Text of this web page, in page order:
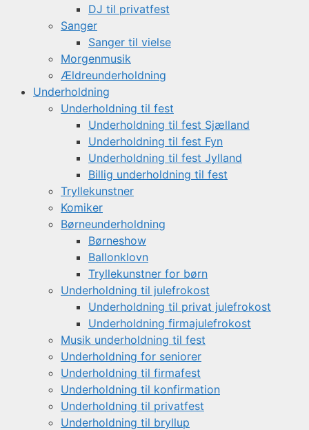
DJ til privatfest
Sanger
Sanger til vielse
Morgenmusik
Ældreunderholdning
Underholdning
Underholdning til fest
Underholdning til fest Sjælland
Underholdning til fest Fyn
Underholdning til fest Jylland
Billig underholdning til fest
Tryllekunstner
Komiker
Børneunderholdning
Børneshow
Ballonklovn
Tryllekunstner for børn
Underholdning til julefrokost
Underholdning til privat julefrokost
Underholdning firmajulefrokost
Musik underholdning til fest
Underholdning for seniorer
Underholdning til firmafest
Underholdning til konfirmation
Underholdning til privatfest
Underholdning til bryllup